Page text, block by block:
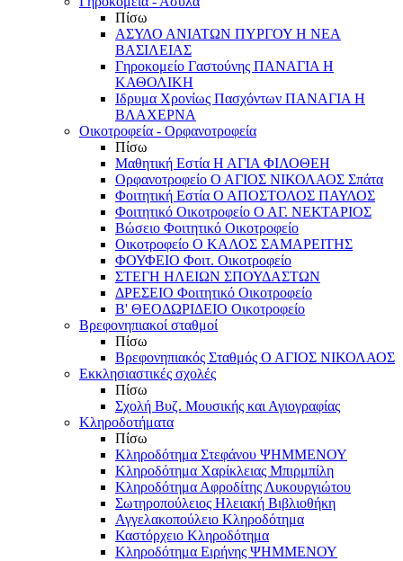
Πίσω
ΑΣΥΛΟ ΑΝΙΑΤΩΝ ΠΥΡΓΟΥ Η ΝΕΑ
ΒΑΣΙΛΕΙΑΣ
Γηροκομείο Γαστούνης ΠΑΝΑΓΙΑ Η
ΚΑΘΟΛΙΚΗ
Ιδρυμα Χρονίως Πασχόντων ΠΑΝΑΓΙΑ Η
ΒΛΑΧΕΡΝΑ
Οικοτροφεία - Ορφανοτροφεία
Πίσω
Μαθητική Εστία Η ΑΓΙΑ ΦΙΛΟΘΕΗ
Ορφανοτροφείο Ο ΑΓΙΟΣ ΝΙΚΟΛΑΟΣ Σπάτα
Φοιτητική Εστία Ο ΑΠΟΣΤΟΛΟΣ ΠΑΥΛΟΣ
Φοιτητικό Οικοτροφείο Ο ΑΓ. ΝΕΚΤΑΡΙΟΣ
Βώσειο Φοιτητικό Οικοτροφείο
Οικοτροφείο Ο ΚΑΛΟΣ ΣΑΜΑΡΕΙΤΗΣ
ΦΟΥΦΕΙΟ Φοιτ. Οικοτροφείο
ΣΤΕΓΗ ΗΛΕΙΩΝ ΣΠΟΥΔΑΣΤΩΝ
ΔΡΕΣΕΙΟ Φοιτητικό Οικοτροφείο
Β' ΘΕΟΔΩΡΙΔΕΙΟ Οικοτροφείο
Βρεφονηπιακοί σταθμοί
Πίσω
Βρεφονηπιακός Σταθμός Ο ΑΓΙΟΣ ΝΙΚΟΛΑΟΣ
Εκκλησιαστικές σχολές
Πίσω
Σχολή Βυζ. Μουσικής και Αγιογραφίας
Κληροδοτήματα
Πίσω
Κληροδότημα Στεφάνου ΨΗΜΜΕΝΟΥ
Κληροδότημα Χαρίκλειας Μπιρμπίλη
Κληροδότημα Αφροδίτης Λυκουργιώτου
Σωτηροπούλειος Ηλειακή Βιβλιοθήκη
Αγγελακοπούλειο Κληροδότημα
Καστόρχειο Κληροδότημα
Κληροδότημα Ειρήνης ΨΗΜΜΕΝΟΥ